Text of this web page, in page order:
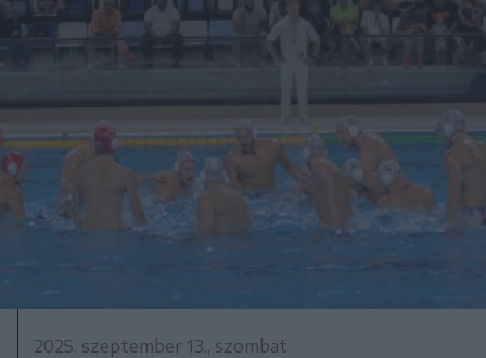
2025. szeptember 13., szombat